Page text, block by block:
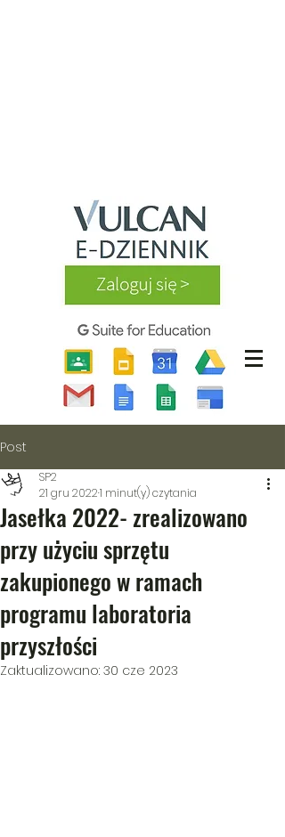
Post
Jasełka 2022- zrealizowano
przy użyciu sprzętu
zakupionego w ramach
programu laboratoria
przyszłości
SP2
21 gru 20221 minut(y) czytania
Zaktualizowano: 30 cze 2023